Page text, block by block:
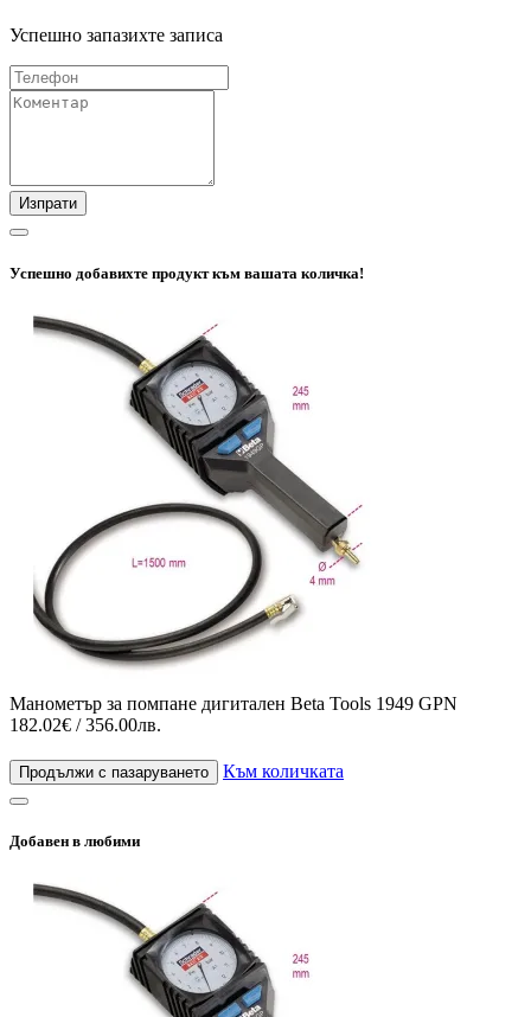
Успешно запазихте записа
Изпрати
Успешно добавихте продукт към вашата количка!
Манометър за помпане дигитален Beta Tools 1949 GPN
182.02€ / 356.00лв.
Продължи с пазаруването Към количката
Добавен в любими